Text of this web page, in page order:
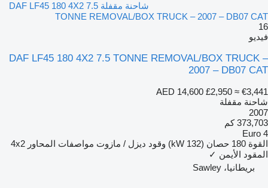
شاحنة مقفلة DAF LF45 180 4X2 7.5
TONNE REMOVAL/BOX TRUCK – 2007 – DB07 CAT
16
فيديو
DAF LF45 180 4X2 7.5 TONNE REMOVAL/BOX TRUCK –
2007 – DB07 CAT
AED 14,600 £2,950 ≈ €3,441
شاحنة مقفلة
2007
373,703 كم
Euro 4
القوة 180 حصان (132 kW) وقود ديزل / مازوت مواصفات المحاور 4x2
المقود الأيمن ✓
بريطانيا، Sawley